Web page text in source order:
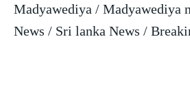
Madyawediya / Madyawediya
News / Sri lanka News /